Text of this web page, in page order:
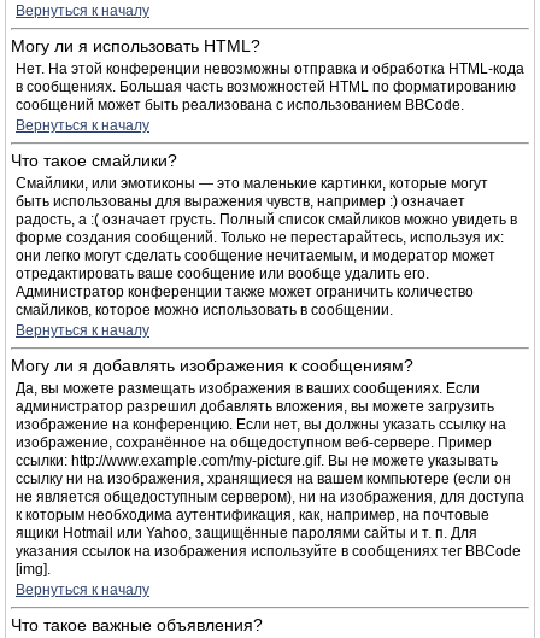
Вернуться к началу
Могу ли я использовать HTML?
Нет. На этой конференции невозможны отправка и обработка HTML-кода
в сообщениях. Большая часть возможностей HTML по форматированию
сообщений может быть реализована с использованием BBCode.
Вернуться к началу
Что такое смайлики?
Смайлики, или эмотиконы — это маленькие картинки, которые могут
быть использованы для выражения чувств, например :) означает
радость, а :( означает грусть. Полный список смайликов можно увидеть в
форме создания сообщений. Только не перестарайтесь, используя их:
они легко могут сделать сообщение нечитаемым, и модератор может
отредактировать ваше сообщение или вообще удалить его.
Администратор конференции также может ограничить количество
смайликов, которое можно использовать в сообщении.
Вернуться к началу
Могу ли я добавлять изображения к сообщениям?
Да, вы можете размещать изображения в ваших сообщениях. Если
администратор разрешил добавлять вложения, вы можете загрузить
изображение на конференцию. Если нет, вы должны указать ссылку на
изображение, сохранённое на общедоступном веб-сервере. Пример
ссылки: http://www.example.com/my-picture.gif. Вы не можете указывать
ссылку ни на изображения, хранящиеся на вашем компьютере (если он
не является общедоступным сервером), ни на изображения, для доступа
к которым необходима аутентификация, как, например, на почтовые
ящики Hotmail или Yahoo, защищённые паролями сайты и т. п. Для
указания ссылок на изображения используйте в сообщениях тег BBCode
[img].
Вернуться к началу
Что такое важные объявления?